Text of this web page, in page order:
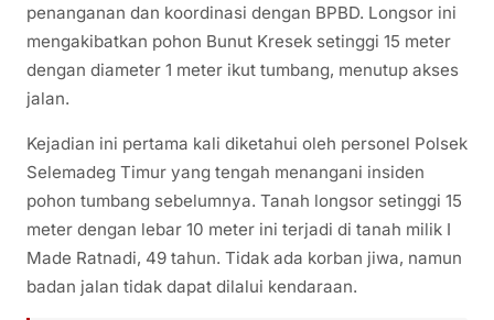
penanganan dan koordinasi dengan BPBD. Longsor ini
mengakibatkan pohon Bunut Kresek setinggi 15 meter
dengan diameter 1 meter ikut tumbang, menutup akses
jalan.
Kejadian ini pertama kali diketahui oleh personel Polsek
Selemadeg Timur yang tengah menangani insiden
pohon tumbang sebelumnya. Tanah longsor setinggi 15
meter dengan lebar 10 meter ini terjadi di tanah milik I
Made Ratnadi, 49 tahun. Tidak ada korban jiwa, namun
badan jalan tidak dapat dilalui kendaraan.